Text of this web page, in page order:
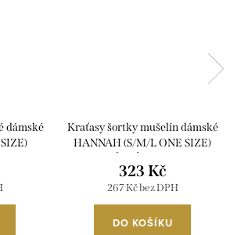
dámské
Kraťasy šortky mušelín dámské
HANNAH (S/M/L ONE SIZE)
267 Kč bez DPH
323 Kč
DO KOŠÍKU